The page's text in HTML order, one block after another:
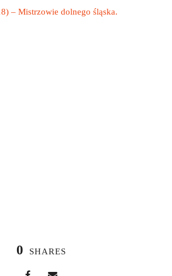
– Mistrzowie dolnego śląska.
0 SHARES